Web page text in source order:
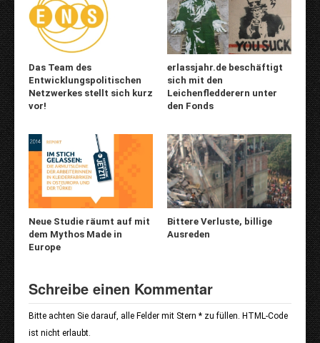
Das Team des
Entwicklungspolitischen
Netzwerkes stellt sich kurz
vor!
erlassjahr.de beschäftigt
sich mit den
Leichenfledderern unter
den Fonds
Neue Studie räumt auf mit
dem Mythos Made in
Europe
Bittere Verluste, billige
Ausreden
Schreibe einen Kommentar
Bitte achten Sie darauf, alle Felder mit Stern * zu füllen. HTML-Code
ist nicht erlaubt.